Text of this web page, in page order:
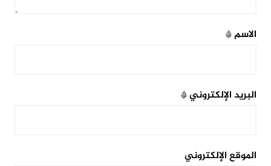
الاسم*
البريد الإلكتروني*
الموقع الإلكتروني